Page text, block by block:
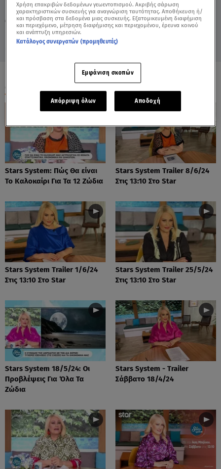
Παρασκευή 7 Αυγούστου 2026
29.10.21, 11:14 ΖΩΔΙΑ
ΟΛΑ ΤΑ ΒΙΝΤΕΟ
Stars System: Πώς Θα είναι
Το Καλοκαίρι Για Τα 12 Ζώδια
Stars System Trailer 8/6/24
Στις 13:10 Στο Star
Stars System Trailer 1/6/24
Στις 13:10 Στο Star
Stars System Trailer 25/5/24
Στις 13:10 Στο Star
Stars System 18/5/24: Οι
Προβλέψεις Για Όλα Τα
Ζώδια
Stars System - Trailer
Σάββατο 18/4/24
Χρήση επακριβών δεδομένων γεωεντοπισμού. Ακριβής σάρωση
χαρακτηριστικών συσκευής για αναγνώριση ταυτότητας. Αποθήκευση ή/
και πρόσβαση στα δεδομένα μιας συσκευής. Εξατομικευμένη διαφήμιση
και περιεχόμενο, μέτρηση διαφήμισης και περιεχομένου, έρευνα κοινού
και ανάπτυξη υπηρεσιών.
Κατάλογος συνεργατών (προμηθευτές)
Εμφάνιση σκοπών
Απόρριψη όλων Αποδοχή